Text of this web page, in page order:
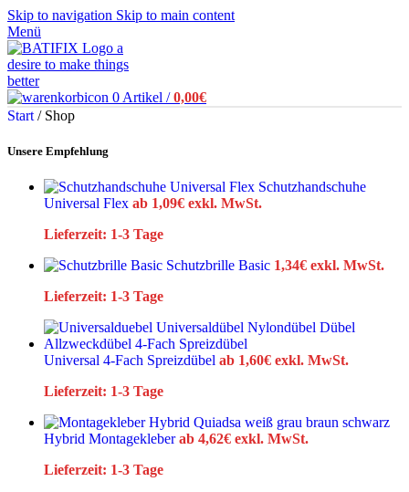
Skip to navigation Skip to main content
Menü
0 Artikel / 0,00€
Start / Shop
Unsere Empfehlung
Schutzhandschuhe
Universal Flex ab 1,09€ exkl. MwSt.
Lieferzeit: 1-3 Tage
Schutzbrille Basic 1,34€ exkl. MwSt.
Lieferzeit: 1-3 Tage
Universal 4-Fach Spreizdübel ab 1,60€ exkl. MwSt.
Lieferzeit: 1-3 Tage
Hybrid Montagekleberab 4,62€ exkl. MwSt.
Lieferzeit: 1-3 Tage